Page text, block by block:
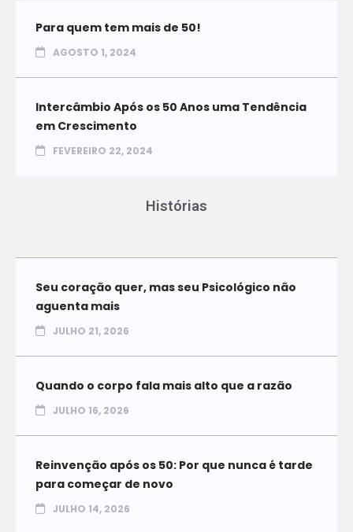
Para quem tem mais de 50!
AGOSTO 1, 2024
Intercâmbio Após os 50 Anos uma Tendência
em Crescimento
FEVEREIRO 22, 2024
Histórias
Seu coração quer, mas seu Psicológico não
aguenta mais
JULHO 21, 2026
Quando o corpo fala mais alto que a razão
JULHO 16, 2026
Reinvenção após os 50: Por que nunca é tarde
para começar de novo
JULHO 14, 2026